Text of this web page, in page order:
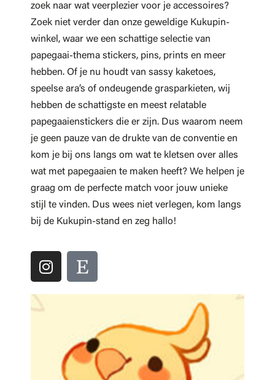
zoek naar wat veerplezier voor je accessoires?
Zoek niet verder dan onze geweldige Kukupin-
winkel, waar we een schattige selectie van
papegaai-thema stickers, pins, prints en meer
hebben. Of je nu houdt van sassy kaketoes,
speelse ara’s of ondeugende grasparkieten, wij
hebben de schattigste en meest relatable
papegaaienstickers die er zijn. Dus waarom neem
je geen pauze van de drukte van de conventie en
kom je bij ons langs om wat te kletsen over alles
wat met papegaaien te maken heeft? We helpen je
graag om de perfecte match voor jouw unieke
stijl te vinden. Dus wees niet verlegen, kom langs
bij de Kukupin-stand en zeg hallo!